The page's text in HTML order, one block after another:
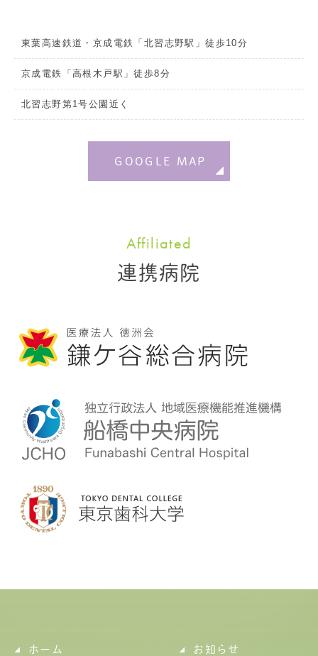
東葉高速鉄道・京成電鉄「北習志野駅」徒歩10分
京成電鉄「高根木戸駅」徒歩8分
北習志野第1号公園近く
GOOGLE MAP
Affiliated
連携病院
ホーム お知らせ